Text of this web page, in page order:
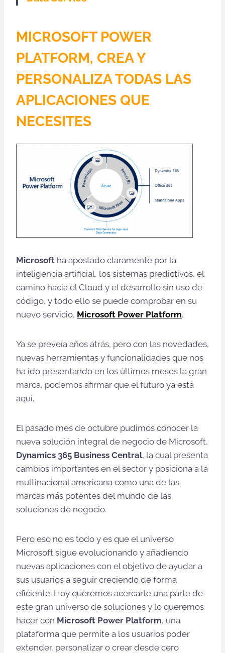
MICROSOFT POWER
PLATFORM, CREA Y
PERSONALIZA TODAS LAS
APLICACIONES QUE
NECESITES
Microsoft ha apostado claramente por la
inteligencia artificial, los sistemas predictivos, el
camino hacia el Cloud y el desarrollo sin uso de
código, y todo ello se puede comprobar en su
nuevo servicio, Microsoft Power Platform.
Ya se preveía años atrás, pero con las novedades,
nuevas herramientas y funcionalidades que nos
ha ido presentando en los últimos meses la gran
marca, podemos afirmar que el futuro ya está
aquí.
El pasado mes de octubre pudimos conocer la
nueva solución integral de negocio de Microsoft,
Dynamics 365 Business Central, la cual presenta
cambios importantes en el sector y posiciona a la
multinacional americana como una de las
marcas más potentes del mundo de las
soluciones de negocio.
Pero eso no es todo y es que el universo
Microsoft sigue evolucionando y añadiendo
nuevas aplicaciones con el objetivo de ayudar a
sus usuarios a seguir creciendo de forma
eficiente. Hoy queremos acercarte una parte de
este gran universo de soluciones y lo queremos
hacer con Microsoft Power Platform, una
plataforma que permite a los usuarios poder
extender, personalizar o crear desde cero